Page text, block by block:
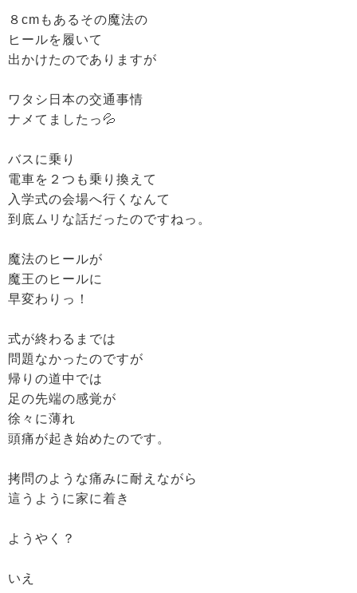
８cmもあるその魔法の
ヒールを履いて
出かけたのでありますが
ワタシ日本の交通事情
ナメてましたっ💦
バスに乗り
電車を２つも乗り換えて
入学式の会場へ行くなんて
到底ムリな話だったのですねっ。
魔法のヒールが
魔王のヒールに
早変わりっ！
式が終わるまでは
問題なかったのですが
帰りの道中では
足の先端の感覚が
徐々に薄れ
頭痛が起き始めたのです。
拷問のような痛みに耐えながら
這うように家に着き
ようやく？
いえ